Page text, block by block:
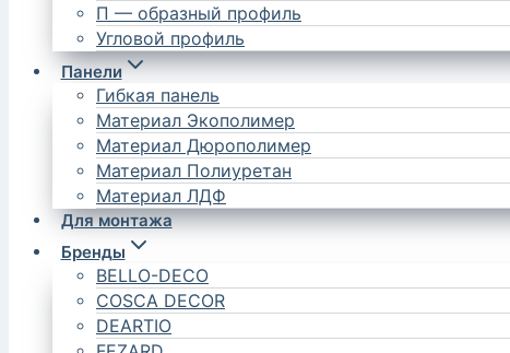
П — образный профиль
Угловой профиль
Панели
Гибкая панель
Материал Экополимер
Материал Дюрополимер
Материал Полиуретан
Материал ЛДФ
Для монтажа
Бренды
BELLO-DECO
COSCA DECOR
DEARTIO